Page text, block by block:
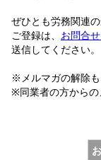
ぜひとも労務関連
ご登録は、 お問合
送信してください。
※メルマガの解除も
※同業者の方からの